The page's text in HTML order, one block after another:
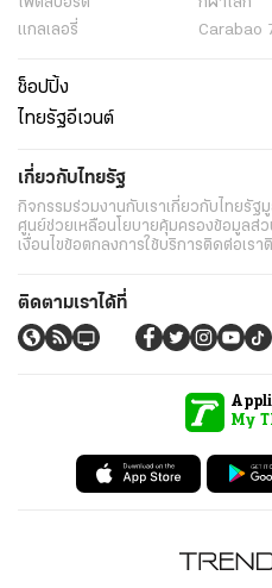
แกลเลอรี่
Carabao
ช็อปปิ้ง
ไทยรัฐอีเวนต์
เกี่ยวกับไทยรัฐ
กิจกรรมร่วมงานกับเราเกี่ยวกับไทยรัฐ
ศูนย์ช่วยเหลือนโยบายคุ้มครองข้อมูลส่
เงื่อนไขข้อตกลงการใช้บริการติดต่อเรา
ติดตามเราได้ที่
My